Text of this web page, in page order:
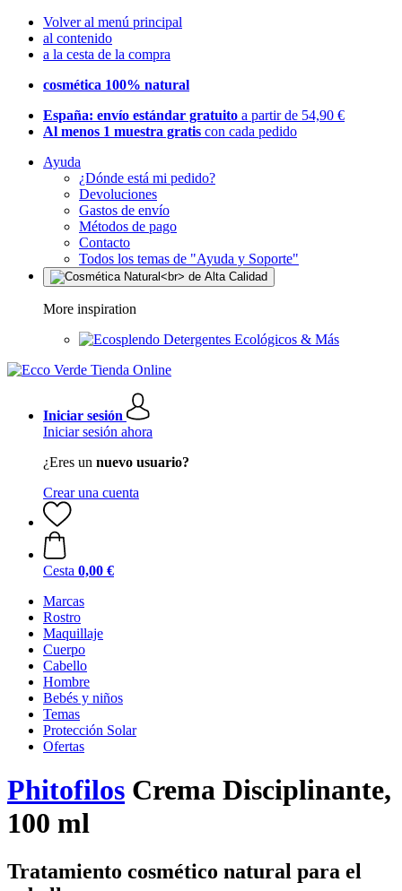
Volver al menú principal
al contenido
a la cesta de la compra
cosmética 100% natural
España: envío estándar gratuito a partir de 54,90 €
Al menos 1 muestra gratis con cada pedido
Ayuda
¿Dónde está mi pedido?
Devoluciones
Gastos de envío
Métodos de pago
Contacto
Todos los temas de "Ayuda y Soporte"
More inspiration
Detergentes Ecológicos & Más
Iniciar sesión
Iniciar sesión ahora
¿Eres un nuevo usuario?
Crear una cuenta
Cesta 0,00 €
Marcas
Rostro
Maquillaje
Cuerpo
Cabello
Hombre
Bebés y niños
Temas
Protección Solar
Ofertas
Phitofilos Crema Disciplinante,
100 ml
Tratamiento cosmético natural para el